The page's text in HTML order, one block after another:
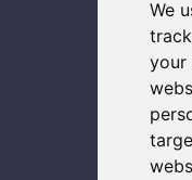
We
your